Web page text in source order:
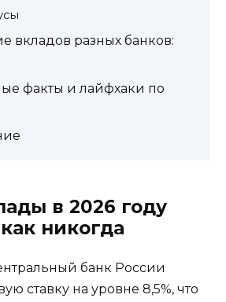
вкладов разных банков:
факты и лайфхаки по
в 2026 году
никогда
банк России
ставку на уровне 8,5%, что